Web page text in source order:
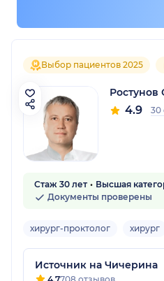
Выбор пациентов 2025
4.9 30
Стаж 30 лет
Высшая
Документы проверены
хирург-проктолог хирург
Источник на Чичерина